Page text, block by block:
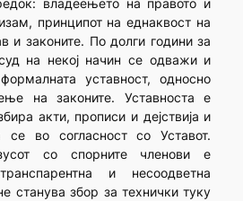
владеењето на правото и
принципот на еднаквост на
и законите. По долги години за
на некој начин се одважи и
уставност, односно
на законите. Уставноста е
акти, прописи и дејствија и
во согласност со Уставот.
со спорните членови е
и несоодветна
станува збор за технички туку